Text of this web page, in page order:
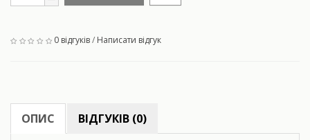
0 відгуків/ Написати відгук
ОПИС ВІДГУКІВ (0)